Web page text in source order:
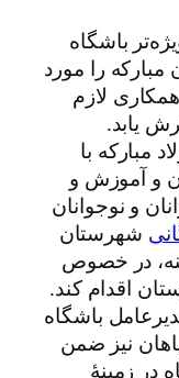
باشگاه
مبارکه را مورد
لازم
یابد.
مبارکه با
و آموزش و
و نوجوانان
شهرستان
در خصوص
اقدام کند.
باشگاه
نیز ضمن
در زمینۀ